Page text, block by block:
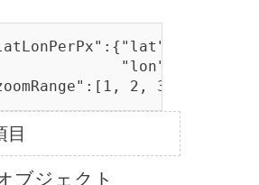
2, 3, …, 18]}
目
ブジェクト